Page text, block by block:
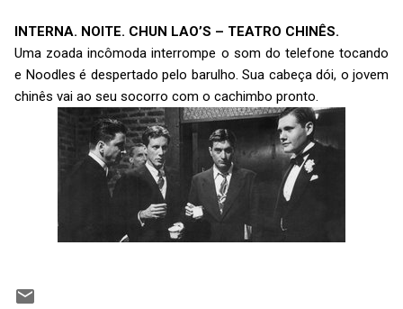
INTERNA. NOITE. CHUN LAO’S – TEATRO CHINÊS.
Uma zoada incômoda interrompe o som do telefone tocando
e Noodles é despertado pelo barulho. Sua cabeça dói, o jovem
chinês vai ao seu socorro com o cachimbo pronto.